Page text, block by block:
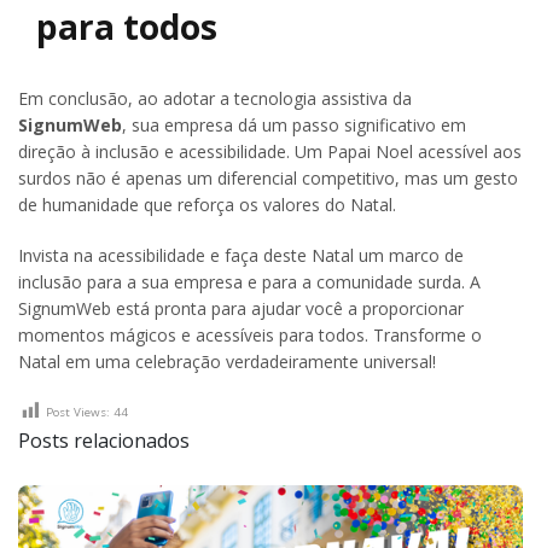
para todos
Em conclusão, ao adotar a tecnologia assistiva da
SignumWeb, sua empresa dá um passo significativo em
direção à inclusão e acessibilidade. Um Papai Noel acessível aos
surdos não é apenas um diferencial competitivo, mas um gesto
de humanidade que reforça os valores do Natal.
Invista na acessibilidade e faça deste Natal um marco de
inclusão para a sua empresa e para a comunidade surda. A
SignumWeb está pronta para ajudar você a proporcionar
momentos mágicos e acessíveis para todos. Transforme o
Natal em uma celebração verdadeiramente universal!
Post Views: 44
Posts relacionados